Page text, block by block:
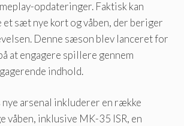
opdateringer. Faktisk kan
sæt nye kort og våben, der beriger
Denne sæson blev lanceret for
at engagere spillere gennem
indhold.
arsenal inkluderer en række
våben, inklusive MK-35 ISR, en